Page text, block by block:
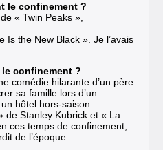
le confinement ?
« Twin Peaks »,
Is the New Black ». Je l’avais
confinement ?
comédie hilarante d’un père
sa famille lors d’un
hôtel hors-saison.
de Stanley Kubrick et « La
ces temps de confinement,
de l’époque.